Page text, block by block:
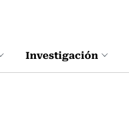
Investigación